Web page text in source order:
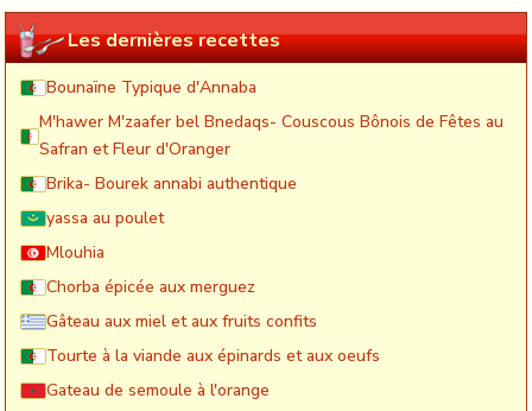
Les dernières recettes
Bounaïne Typique d'Annaba
M'hawer M'zaafer bel Bnedaqs- Couscous Bônois de Fêtes au
Safran et Fleur d'Oranger
Brika- Bourek annabi authentique
yassa au poulet
Mlouhia
Chorba épicée aux merguez
Gâteau aux miel et aux fruits confits
Tourte à la viande aux épinards et aux oeufs
Gateau de semoule à l'orange